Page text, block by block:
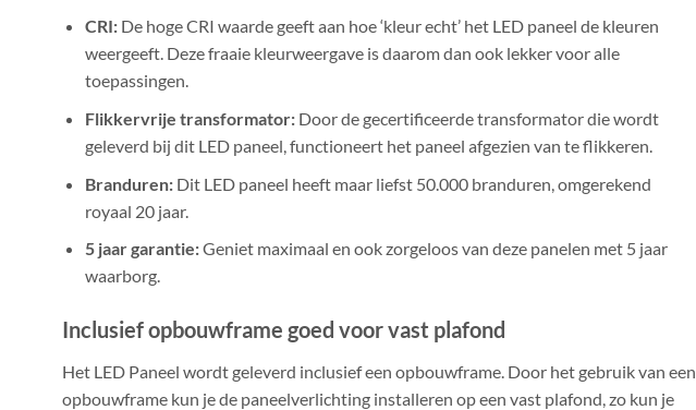
CRI: De hoge CRI waarde geeft aan hoe ‘kleur echt’ het LED paneel de kleuren
weergeeft. Deze fraaie kleurweergave is daarom dan ook lekker voor alle
toepassingen.
Flikkervrije transformator: Door de gecertificeerde transformator die wordt
geleverd bij dit LED paneel, functioneert het paneel afgezien van te flikkeren.
Branduren: Dit LED paneel heeft maar liefst 50.000 branduren, omgerekend
royaal 20 jaar.
5 jaar garantie:Geniet maximaal en ook zorgeloos van deze panelen met 5 jaar
waarborg.
Inclusief opbouwframe goed voor vast plafond
Het LED Paneel wordt geleverd inclusief een opbouwframe. Door het gebruik van een
opbouwframe kun je de paneelverlichting installeren op een vast plafond, zo kun je